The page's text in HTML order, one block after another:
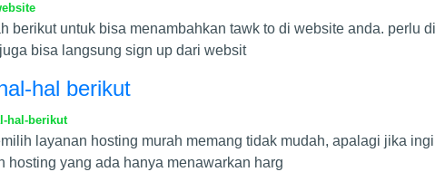
berikut untuk bisa menambahkan tawk to di website anda. perlu
bisa langsung sign up dari websit
hal berikut
hal-berikut
layanan hosting murah memang tidak mudah, apalagi jika
yang ada hanya menawarkan harg